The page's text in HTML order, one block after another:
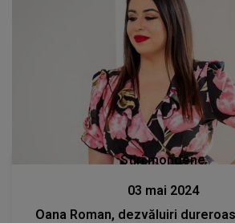
Stiri mondene
03 mai 2024
Oana Roman, dezvăluiri